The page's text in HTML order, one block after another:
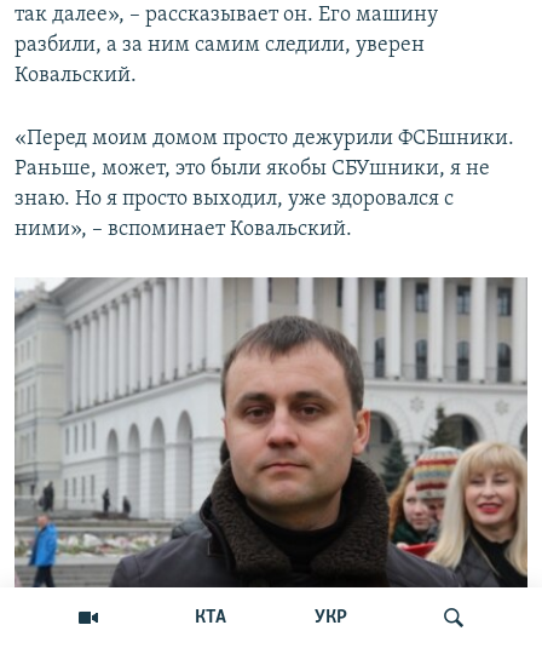
КТА УКР
так далее», – рассказывает он. Его машину
разбили, а за ним самим следили, уверен
Ковальский.
«Перед моим домом просто дежурили ФСБшники.
Раньше, может, это были якобы СБУшники, я не
знаю. Но я просто выходил, уже здоровался с
ними», – вспоминает Ковальский.